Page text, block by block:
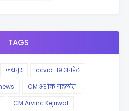
TAGS
जयपुर
covid-19 अपडेट
CM अशोक गहलोत
CM Arvind Kejriwal